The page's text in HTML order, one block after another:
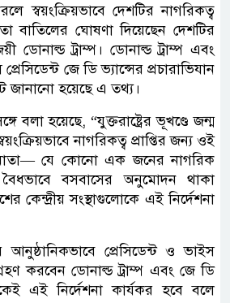
স্বয়ংক্রিয়ভাবে দেশটির নাগরিকত্ব
বাতিলের ঘোষণা দিয়েছেন দেশটির
ডোনাল্ড ট্রাম্প। ডোনাল্ড ট্রাম্প এবং
জে ডি ভ্যান্সের প্রচারাভিযান
জানানো হয়েছে এ তথ্য।
বলা হয়েছে, “যুক্তরাষ্ট্রের ভূখণ্ডে জন্ম
নাগরিকত্ব প্রাপ্তির জন্য ওই
যে কোনো এক জনের নাগরিক
বৈধভাবে বসবাসের অনুমোদন থাকা
কেন্দ্রীয় সংস্থাগুলোকে এই নির্দেশনা
প্রেসিডেন্ট ও ভাইস
করবেন ডোনাল্ড ট্রাম্প এবং জে ডি
এই নির্দেশনা কার্যকর হবে বলে